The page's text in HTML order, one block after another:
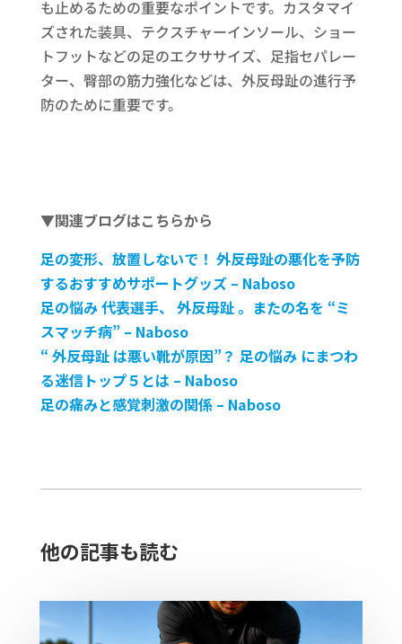
も止めるための重要なポイントです。カスタマイ
ズされた装具、テクスチャーインソール、ショー
トフットなどの足のエクササイズ、足指セパレー
ター、臀部の筋力強化などは、外反母趾の進行予
防のために重要です。
▼関連ブログはこちらから
足の変形、放置しないで！ 外反母趾の悪化を予防
するおすすめサポートグッズ – Naboso
足の悩み 代表選手、 外反母趾 。またの名を “ミ
スマッチ病” – Naboso
“ 外反母趾 は悪い靴が原因”？ 足の悩み にまつわ
る迷信トップ５とは – Naboso
足の痛みと感覚刺激の関係 – Naboso
他の記事も読む​